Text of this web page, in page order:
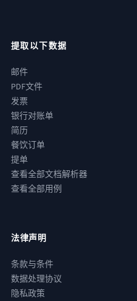
提取以下数据
邮件
PDF文件
发票
银行对账单
简历
餐饮订单
提单
查看全部文档解析器
查看全部用例
法律声明
条款与条件
数据处理协议
隐私政策